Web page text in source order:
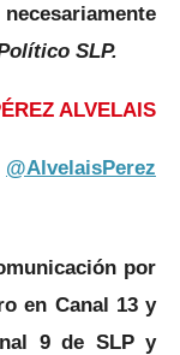
SLP.
ALVELAIS
@AlvelaisPerez
por
en Canal 13 y
9 de SLP y